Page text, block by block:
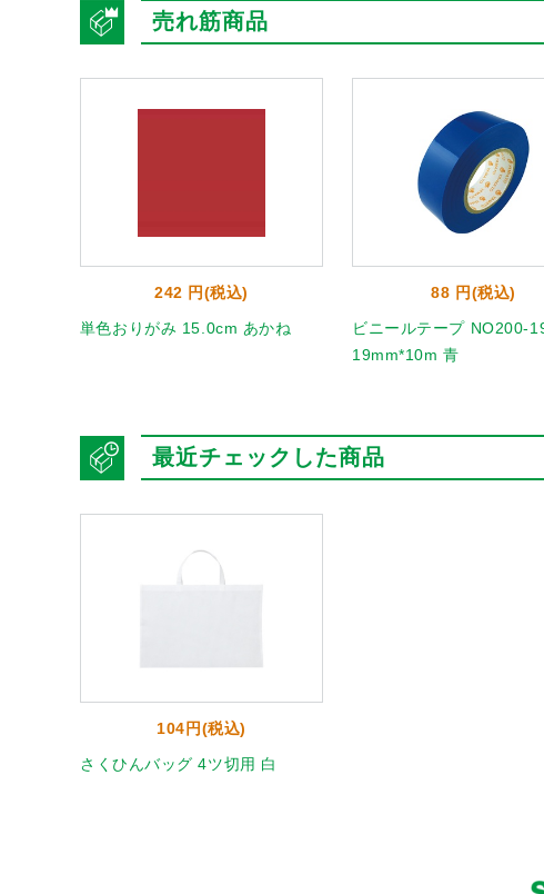
売れ筋商品
242 円(税込)
単色おりがみ 15.0cm あかね
88 円(税込)
ビニールテープ NO200-
19mm*10m 青
最近チェックした商品
104円(税込)
さくひんバッグ 4ツ切用 白